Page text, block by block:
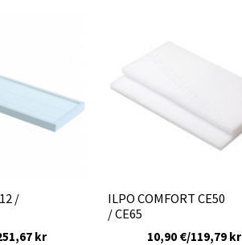
/
kr
ILPO COMFORT CE50
/ CE65
10,90 €/119,79 kr